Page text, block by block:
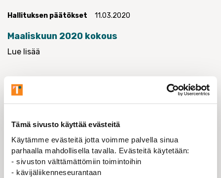
Tämä sivusto käyttää evästeitä
Käytämme evästeitä jotta voimme palvella sinua
parhaalla mahdollisella tavalla. Evästeitä käytetään:
- sivuston välttämättömiin toimintoihin
- kävijäliikenneseurantaan
Hallituksen päätökset 11.03.2020
Maaliskuun 2020 kokous
Lue lisää